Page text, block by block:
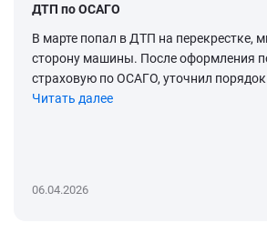
ДТП по ОСАГО
В марте попал в ДТП на перекрестке,
сторону машины. После оформления
страховую по ОСАГО, уточнил
Читать далее
06.04.2026